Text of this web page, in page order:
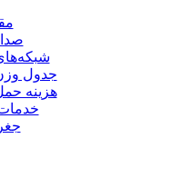
جدول
هزینه